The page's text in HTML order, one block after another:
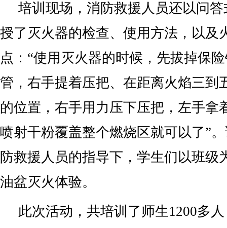
培训现场，消防救援人员还以问
授了灭火器的检查、使用方法，以及
点：“使用灭火器的时候，先拔掉保
管，右手提着压把、在距离火焰三到
的位置，右手用力压下压把，左手拿
喷射干粉覆盖整个燃烧区就可以了”
防救援人员的指导下，学生们以班级
油盆灭火体验。
此次活动，共培训了师生1200多